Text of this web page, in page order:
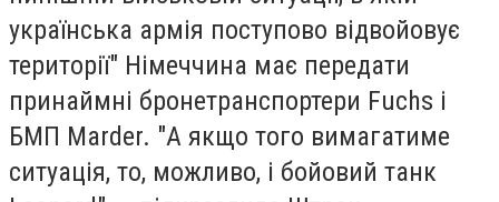
українська армія поступово відвойовує
території" Німеччина має передати
принаймні бронетранспортери Fuchs і
БМП Marder. "А якщо того вимагатиме
ситуація, то, можливо, і бойовий танк